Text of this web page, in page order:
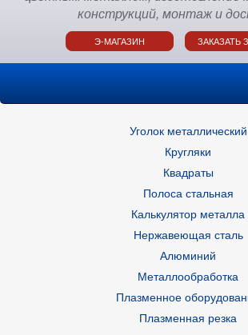
конструкций, монтаж и
Э-МАГАЗИН ЗАКАЗАТЬ
Уголок металлический
Кругляки
Квадраты
Полоса стальная
Калькулятор металла
Нержавеющая сталь
Алюминий
Металлообработка
Плазменное
Плазменная резка